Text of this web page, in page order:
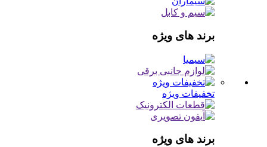
برند های ویژه
تخفیفات ویژه
برند های ویژه